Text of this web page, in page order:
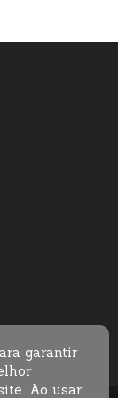
garantir
Ao usar